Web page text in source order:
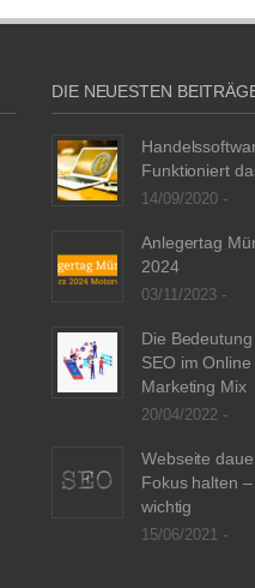
DIE NEUESTEN
Funktioniert
14/09/2020 -
Anlegertag
2024
03/11/2023 -
Die Bedeutung
SEO im Online
Marketing Mix
20/04/2022 -
Webseite
Fokus halten
wichtig
15/06/2021 -